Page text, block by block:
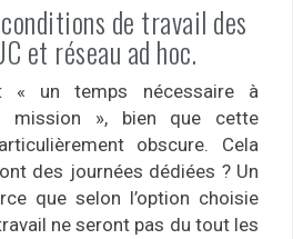
de travail des
et réseau ad hoc.
« un temps nécessaire à
mission », bien que cette
obscure. Cela
des journées dédiées ? Un
que selon l’option choisie
ne seront pas du tout les